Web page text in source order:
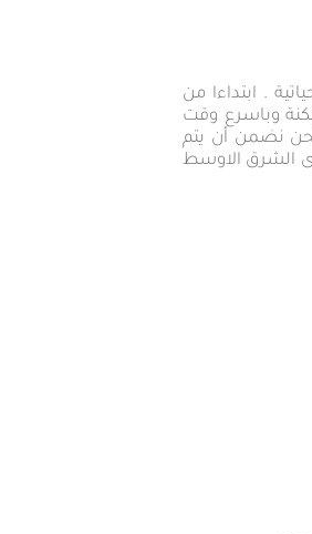
. ابتداءا من
وباسرع وقت
نضمن أن يتم
الشرق الاوسط